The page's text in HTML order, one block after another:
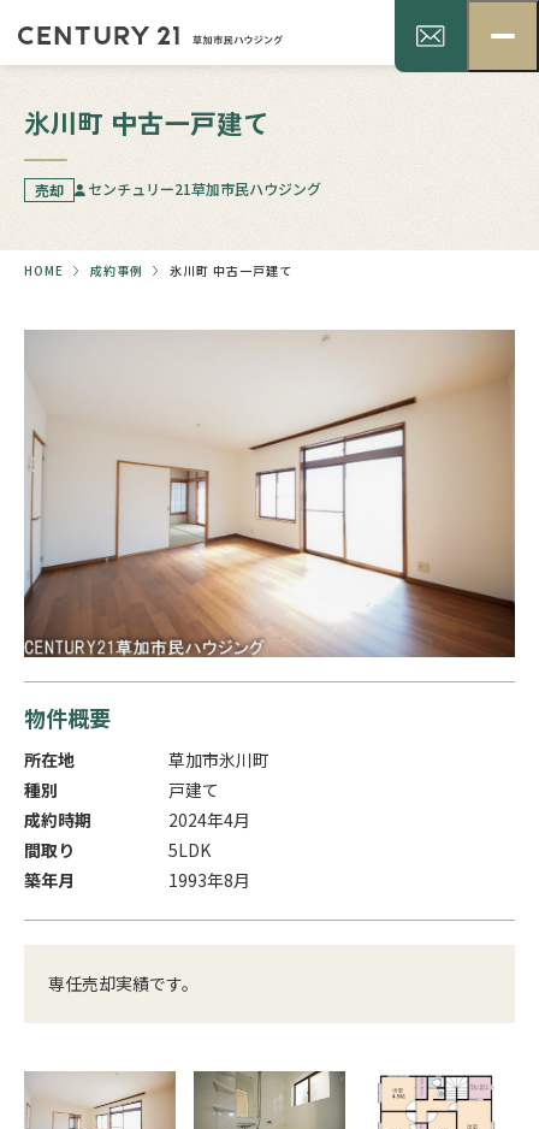
氷川町 中古一戸建て
売却 センチュリー21草加市民ハウジング
HOME 成約事例 氷川町 中古一戸建て
物件概要
所在地
草加市氷川町
種別
戸建て
成約時期
2024年4月
間取り
5LDK
築年月
1993年8月
専任売却実績です。